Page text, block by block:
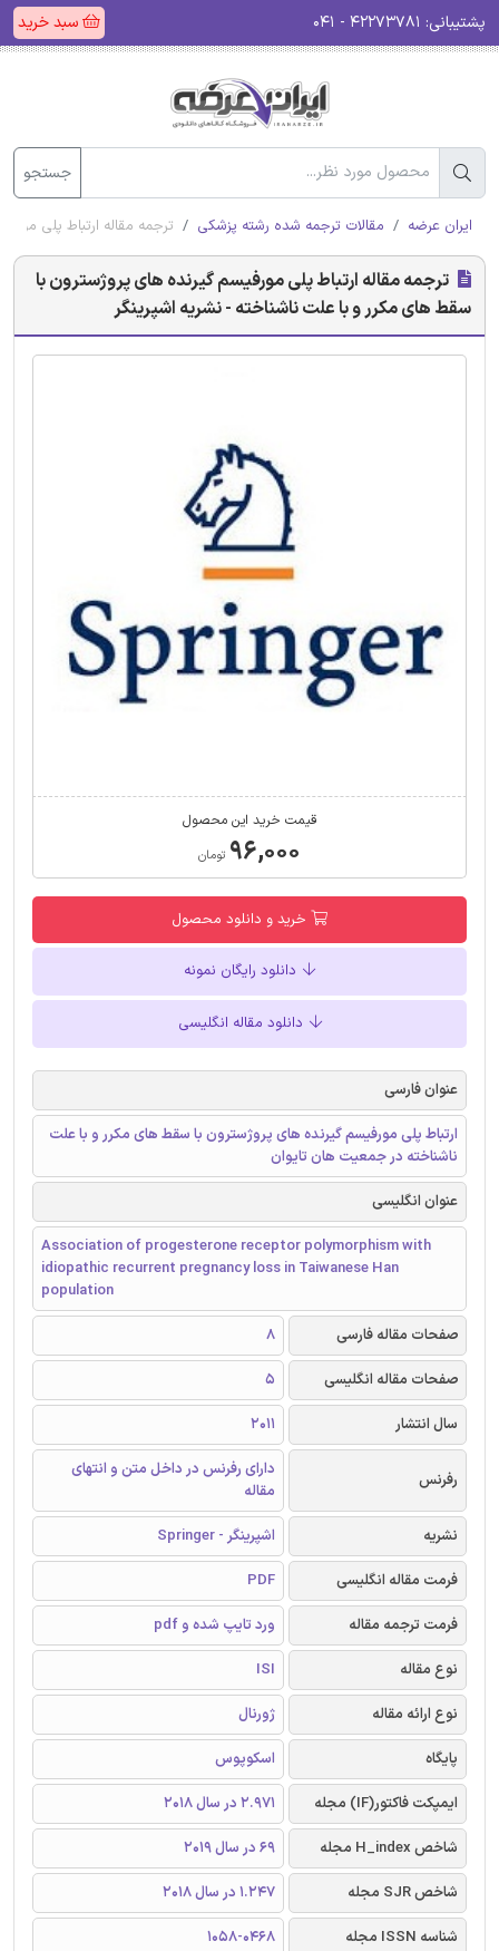
پشتیبانی: سبد خرید
جستجو
ایران عرضه مقالات ترجمه شده رشته پزشکی ترجمه مقاله ارتباط پلی
ترجمه مقاله ارتباط پلی مورفیسم گیرنده های پروژسترون با
سقط های مکرر و با علت ناشناخته - نشریه اشپرینگر
قیمت خرید این محصول
۹۶,۰۰۰ تومان
خرید و دانلود محصول
دانلود رایگان نمونه
دانلود مقاله انگلیسی
عنوان فارسی
ارتباط پلی مورفیسم گیرنده های پروژسترون با سقط های مکرر و با علت
ناشناخته در جمعیت هان تایوان
عنوان انگلیسی
Association of progesterone receptor polymorphism with
idiopathic recurrent pregnancy loss in Taiwanese Han
population
صفحات مقاله فارسی
8
صفحات مقاله انگلیسی
5
سال انتشار
2011
رفرنس
دارای رفرنس در داخل متن و انتهای
مقاله
نشریه
اشپرینگر - Springer
فرمت مقاله انگلیسی
PDF
فرمت ترجمه مقاله
ورد تایپ شده و pdf
نوع مقاله
ISI
نوع ارائه مقاله
ژورنال
پایگاه
اسکوپوس
ایمپکت فاکتور(IF) مجله
2.971 در سال 2018
شاخص H_index مجله
69 در سال 2019
شاخص SJR مجله
1.247 در سال 2018
شناسه ISSN مجله
1058-0468